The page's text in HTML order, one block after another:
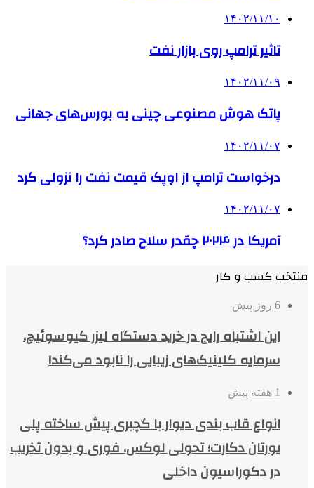
۱۴۰۲/۱۱/۱۰
تاثیر ترامپ روی بازار نفت
۱۴۰۲/۱۱/۰۹
پاتک هوش مصنوعی چینی به بورس‌های جهانی
۱۴۰۲/۱۱/۰۷
درخواست ترامپ از اوپک قیمت نفت را نزولی کرد
۱۴۰۲/۱۱/۰۷
آمریکا در ۲۰۲۴ چقدر سلاح صادر کرد؟
منتخب کسب و کار
6 روز پیش
این اشتباه رایج در خرید دستگاه لیزر کیوسوئیچ،
سرمایه کلینیک‌های زیبایی را نابود می‌کند!
1 هفته پیش
انواع قاب بندی دیوار با گچبری پیش ساخته پلی
یورتان دکارت؛ تحولی لوکس، فوری و بدون تخریب
در دکوراسیون داخلی